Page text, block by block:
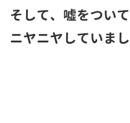
そして、嘘をつい
ニヤニヤしていま